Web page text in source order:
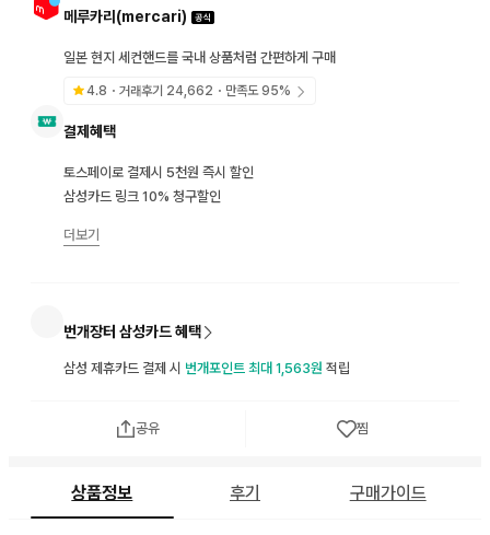
메루카리(mercari)
일본 현지 세컨핸드를 국내 상품처럼 간편하게 구매
4.8 ・거래후기 24,662 ・만족도95%
결제혜택
토스페이로 결제시 5천원 즉시 할인
삼성카드 링크 10% 청구할인
더보기
번개장터 삼성카드 혜택
삼성 제휴카드 결제 시 번개포인트 최대 1,563원 적립
공유 찜
상품정보 후기 구매가이드